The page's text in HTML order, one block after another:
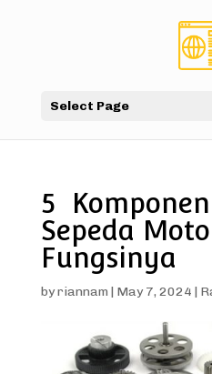
Select Page
5
Sepeda
Fungsinya
byriannam | May 7, 2024 |